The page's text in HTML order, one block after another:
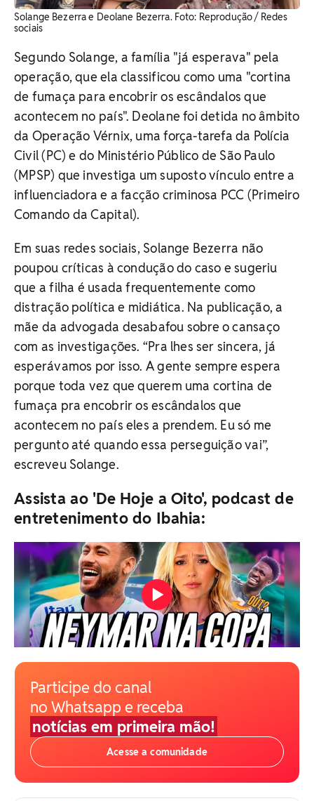
Solange Bezerra e Deolane Bezerra. Foto: Reprodução / Redes
sociais
Segundo Solange, a família "já esperava" pela
operação, que ela classificou como uma "cortina
de fumaça para encobrir os escândalos que
acontecem no país". Deolane foi detida no âmbito
da Operação Vérnix, uma força-tarefa da Polícia
Civil (PC) e do Ministério Público de São Paulo
(MPSP) que investiga um suposto vínculo entre a
influenciadora e a facção criminosa PCC (Primeiro
Comando da Capital).
Em suas redes sociais, Solange Bezerra não
poupou críticas à condução do caso e sugeriu
que a filha é usada frequentemente como
distração política e midiática. Na publicação, a
mãe da advogada desabafou sobre o cansaço
com as investigações. “Pra lhes ser sincera, já
esperávamos por isso. A gente sempre espera
porque toda vez que querem uma cortina de
fumaça pra encobrir os escândalos que
acontecem no país eles a prendem. Eu só me
pergunto até quando essa perseguição vai”,
escreveu Solange.
Assista ao 'De Hoje a Oito', podcast de
entretenimento do Ibahia:
Participe do canal
no Whatsapp e receba
notícias em primeira mão!
Acesse a comunidade